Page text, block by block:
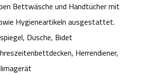
Bettwäsche und Handtücher mit
Hygieneartikeln ausgestattet.
Dusche, Bidet
Herrendiener,